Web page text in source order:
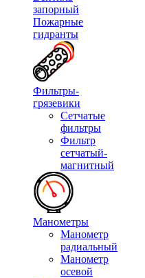
запорный
Пожарные
гидранты
Фильтры-
грязевики
Сетчатые
фильтры
Фильтр
сетчатый-
магнитный
Манометры
Манометр
радиальный
Манометр
осевой